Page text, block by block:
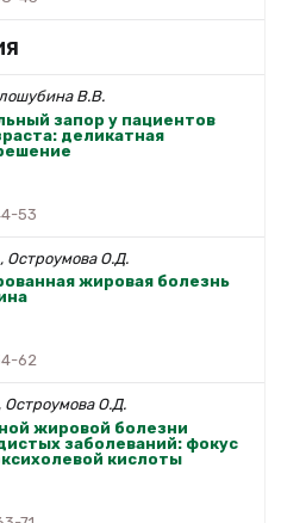
В.В.
запор у пациентов
деликатная
53
Остроумова О.Д.
жировая болезнь
62
Остроумова О.Д.
жировой болезни
заболеваний: фокус
кислоты